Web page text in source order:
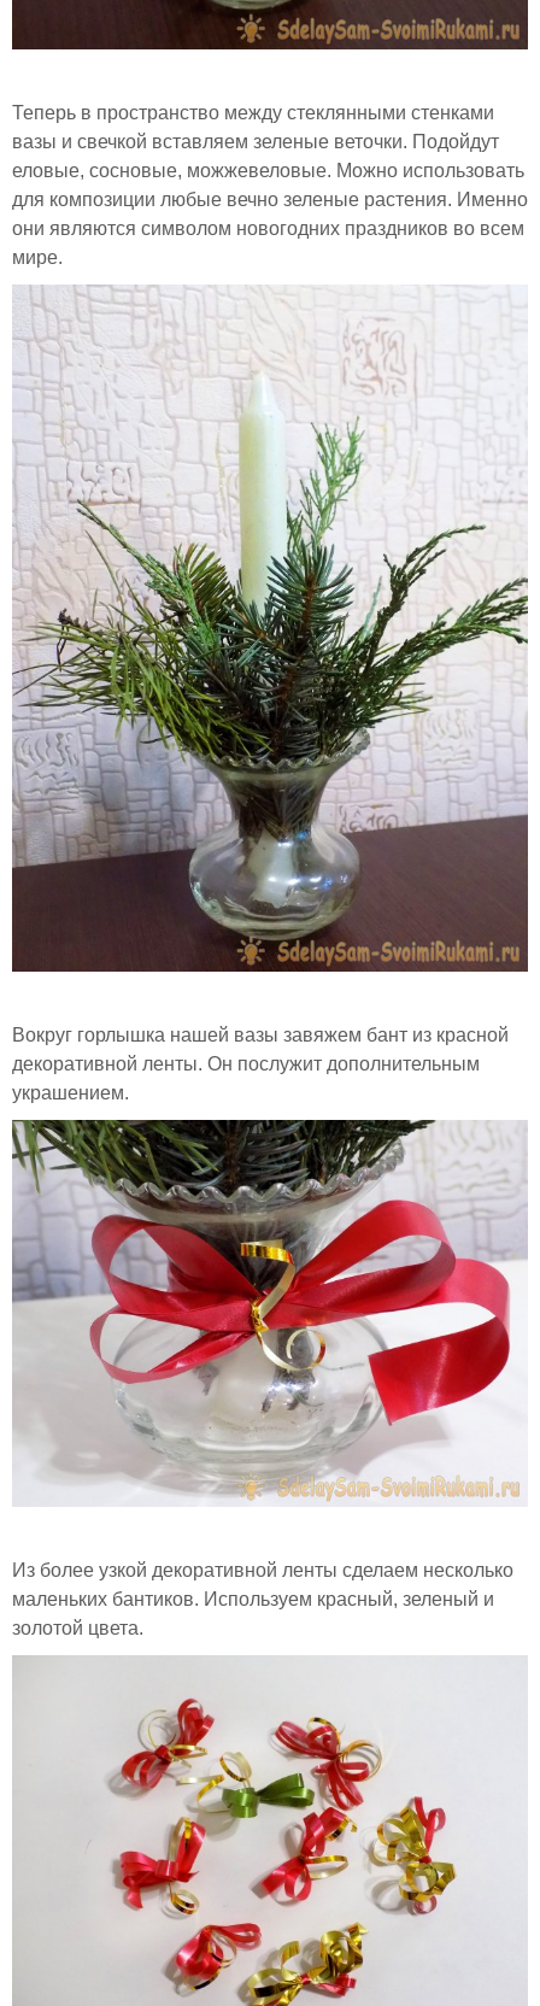
Теперь в пространство между стеклянными стенками
вазы и свечкой вставляем зеленые веточки. Подойдут
еловые, сосновые, можжевеловые. Можно использовать
для композиции любые вечно зеленые растения. Именно
они являются символом новогодних праздников во всем
мире.
Вокруг горлышка нашей вазы завяжем бант из красной
декоративной ленты. Он послужит дополнительным
украшением.
Из более узкой декоративной ленты сделаем несколько
маленьких бантиков. Используем красный, зеленый и
золотой цвета.